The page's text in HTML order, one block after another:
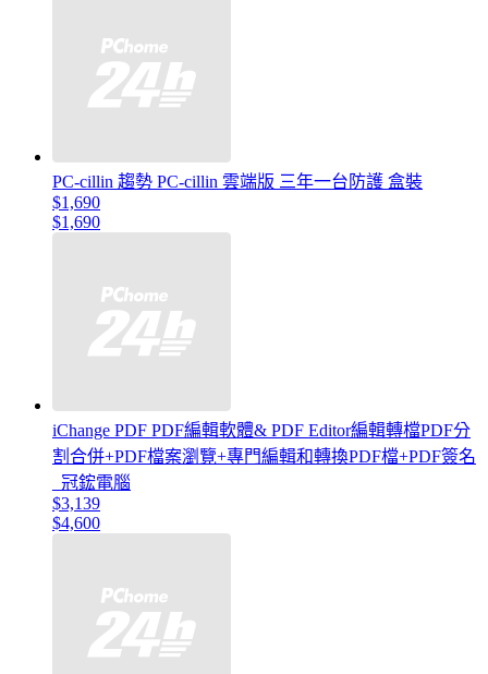
PC-cillin 趨勢 PC-cillin 雲端版 三年一台防護 盒裝
$1,690
$1,690
iChange PDF PDF編輯軟體& PDF Editor編輯轉檔PDF分
割合併+PDF檔案瀏覽+專門編輯和轉換PDF檔+PDF簽名
_冠鋐電腦
$3,139
$4,600